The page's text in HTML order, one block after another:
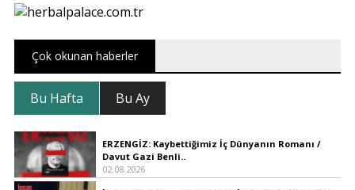
Çok okunan haberler
Bu Hafta Bu Ay
ERZENGİZ: Kaybettiğimiz İç Dünyanın Romanı /
Davut Gazi Benli..
02.08.2026